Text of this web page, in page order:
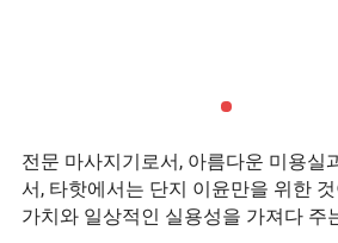
세부 정보:
전문 마사지기로서, 아름다운 미용실
서, 타핫에서는 단지 이윤만을 위한
가치와 일상적인 실용성을 가져다 주